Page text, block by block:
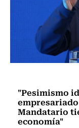
"Pesimismo
Mandatario
economía"